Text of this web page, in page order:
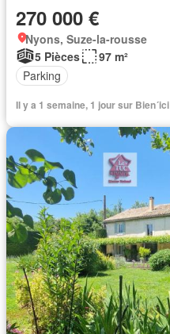
270 000 €
Nyons, Suze-la-rousse
5 Pièces
97 m²
Parking
Il y a 1 semaine, 1 jour sur Bien´ici